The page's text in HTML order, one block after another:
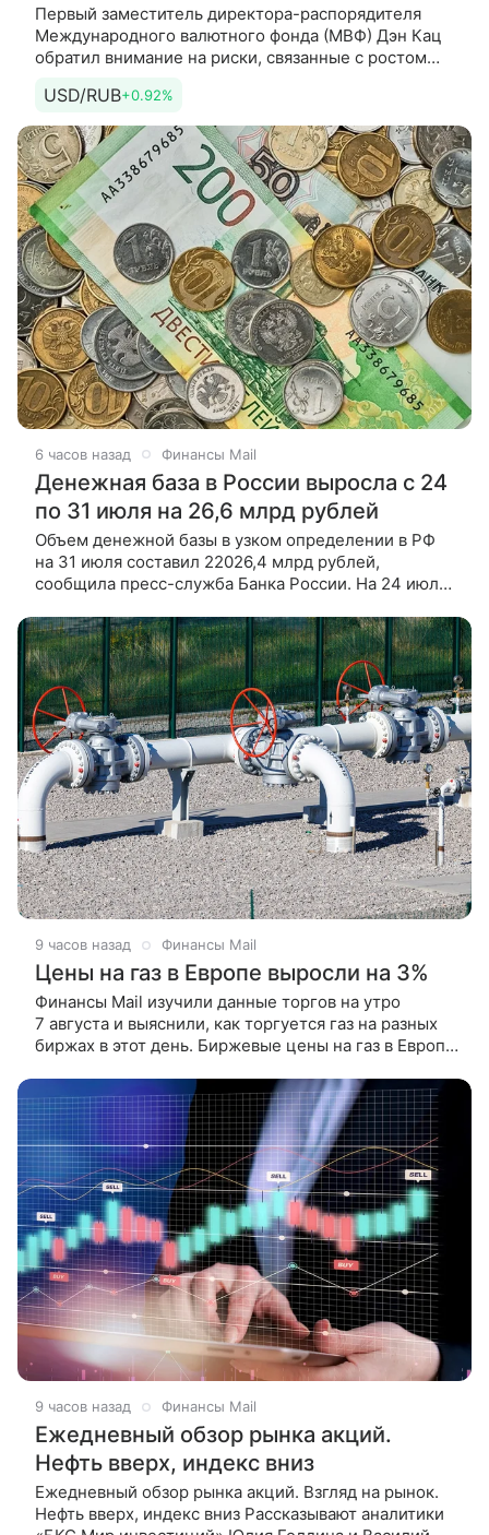
Первый заместитель директора-распорядителя
Международного валютного фонда (МВФ) Дэн Кац
обратил внимание на риски, связанные с ростом
к доллару США. По его словам, это
USD/RUB+0.92%
6 часов назад Финансы Mail
Денежная база в России выросла с 24
по 31 июля на 26,6 млрд рублей
Объем денежной базы в узком определении в РФ
на 31 июля составил 22026,4 млрд рублей,
сообщила пресс-служба Банка России. На 24 июля
рублей. Таким образом,
9 часов назад Финансы Mail
Цены на газ в Европе выросли на 3%
Финансы Mail изучили данные торгов на утро
7 августа и выяснили, как торгуется газ на разных
биржах в этот день. Биржевые цены на газ в Европе
9 часов назад Финансы Mail
Ежедневный обзор рынка акций.
Нефть вверх, индекс вниз
Ежедневный обзор рынка акций. Взгляд на рынок.
Нефть вверх, индекс вниз Рассказывают аналитики